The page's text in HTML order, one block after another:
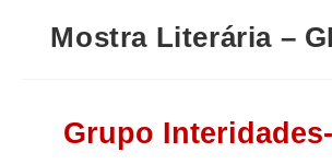
Mostra Literária –
Grupo